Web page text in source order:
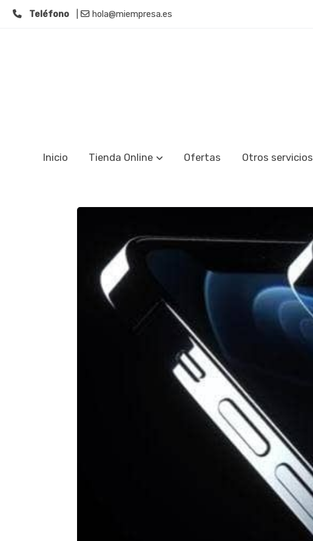
Teléfono| hola@miempresa.es
Inicio Tienda Online Ofertas Otros servicios